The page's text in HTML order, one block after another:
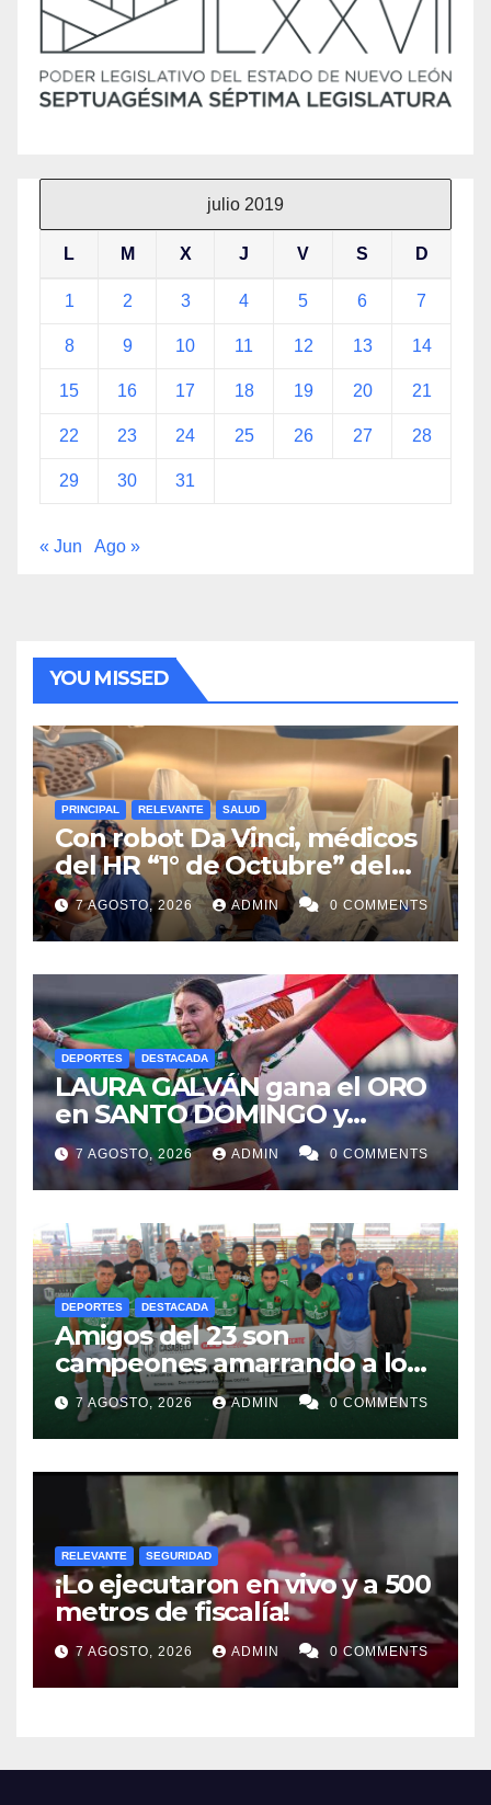
julio 2019
L M X J V S D
1 2 3 4 5 6 7
8 9 10 11 12 13 14
15 16 17 18 19 20 21
22 23 24 25 26 27 28
29 30 31
« Jun Ago »
YOU MISSED
PRINCIPAL RELEVANTE SALUD
Con robot Da Vinci, médicos
del HR “1° de Octubre” del
ISSSTE retiran tumor renal a
paciente de 72 años
7 AGOSTO, 2026 ADMIN 0 COMMENTS
DEPORTES DESTACADA
LAURA GALVÁN gana el ORO
en SANTO DOMINGO y
dedica Medalla a sus padres
fallecidos
7 AGOSTO, 2026 ADMIN 0 COMMENTS
DEPORTES DESTACADA
Amigos del 23 son
campeones amarrando a los
“Perros Bravos”
7 AGOSTO, 2026 ADMIN 0 COMMENTS
RELEVANTE SEGURIDAD
¡Lo ejecutaron en vivo y a 500
metros de fiscalía!
7 AGOSTO, 2026 ADMIN 0 COMMENTS